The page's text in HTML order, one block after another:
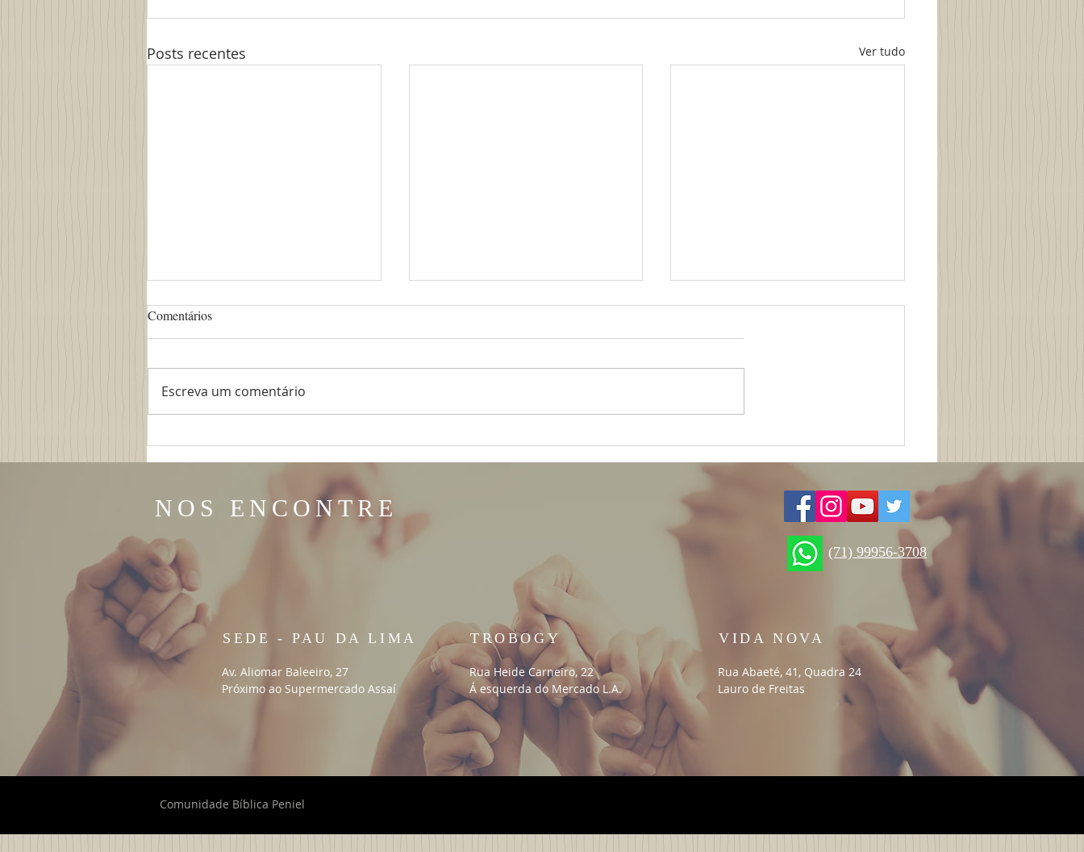
Posts recentes Ver tudo
A aliança com o evangelho
independe das circunstâncias
Casa espiritual e Sacerdócio
Santo (12/08/2019)
Considerai o vosso passado
(05/08/2019)
Comentários
Escreva um comentário
Comunidade Bíblica Peniel
NOS ENCONTRE
(71) 99956-3708
SEDE - PAU DA LIMA
Av. Aliomar Baleeiro, 27
Próximo ao Supermercado Assaí
TROBOGY
Rua Heide Carneiro, 22
Á esquerda do Mercado L.A.
VIDA NOVA
Rua Abaeté, 41, Quadra 24
Lauro de Freitas